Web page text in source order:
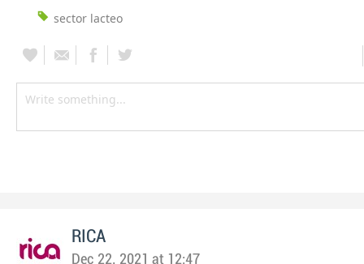
sector lacteo
RICA
Dec 22, 2021 at 12:47